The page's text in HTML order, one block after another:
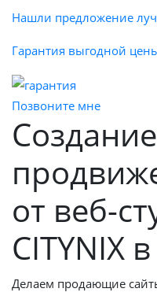
Нашли предложение
Гарантия выгодной
Позвоните мне
от веб-
CITYNIX
Делаем продающие